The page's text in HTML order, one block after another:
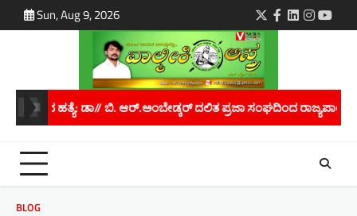
to
Sun, Aug 9, 2026 Twitter
Facebook
LinkedIn
ದಲಿತ ಪ್ರಜಾ ಸಂಘದಿಂದ ರಾಜ್ಯಪಾಲರಿಗೆ ಮನವಿ.. ಮಾನವ ಕಳ್ಳಸಾಗಾಣಿಕೆ
BLOG